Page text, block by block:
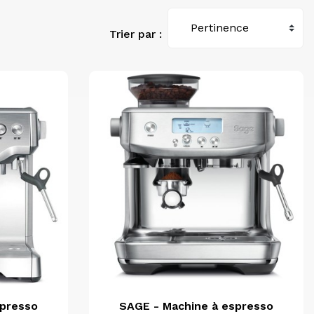
Trier par :
Aperçu rapide
SAGE - Machine à espresso